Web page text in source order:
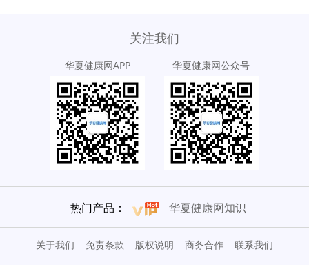
关注我们
华夏健康网APP 华夏健康网公众号
热门产品： 华夏健康网知识
关于我们 免责条款 版权说明 商务合作 联系我们